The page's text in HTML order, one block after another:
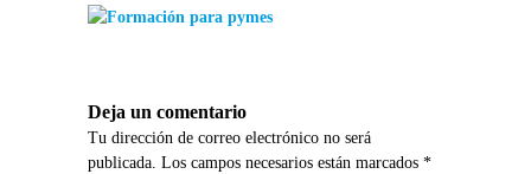
Deja un comentario
Tu dirección de correo electrónico no será
publicada. Los campos necesarios están marcados *